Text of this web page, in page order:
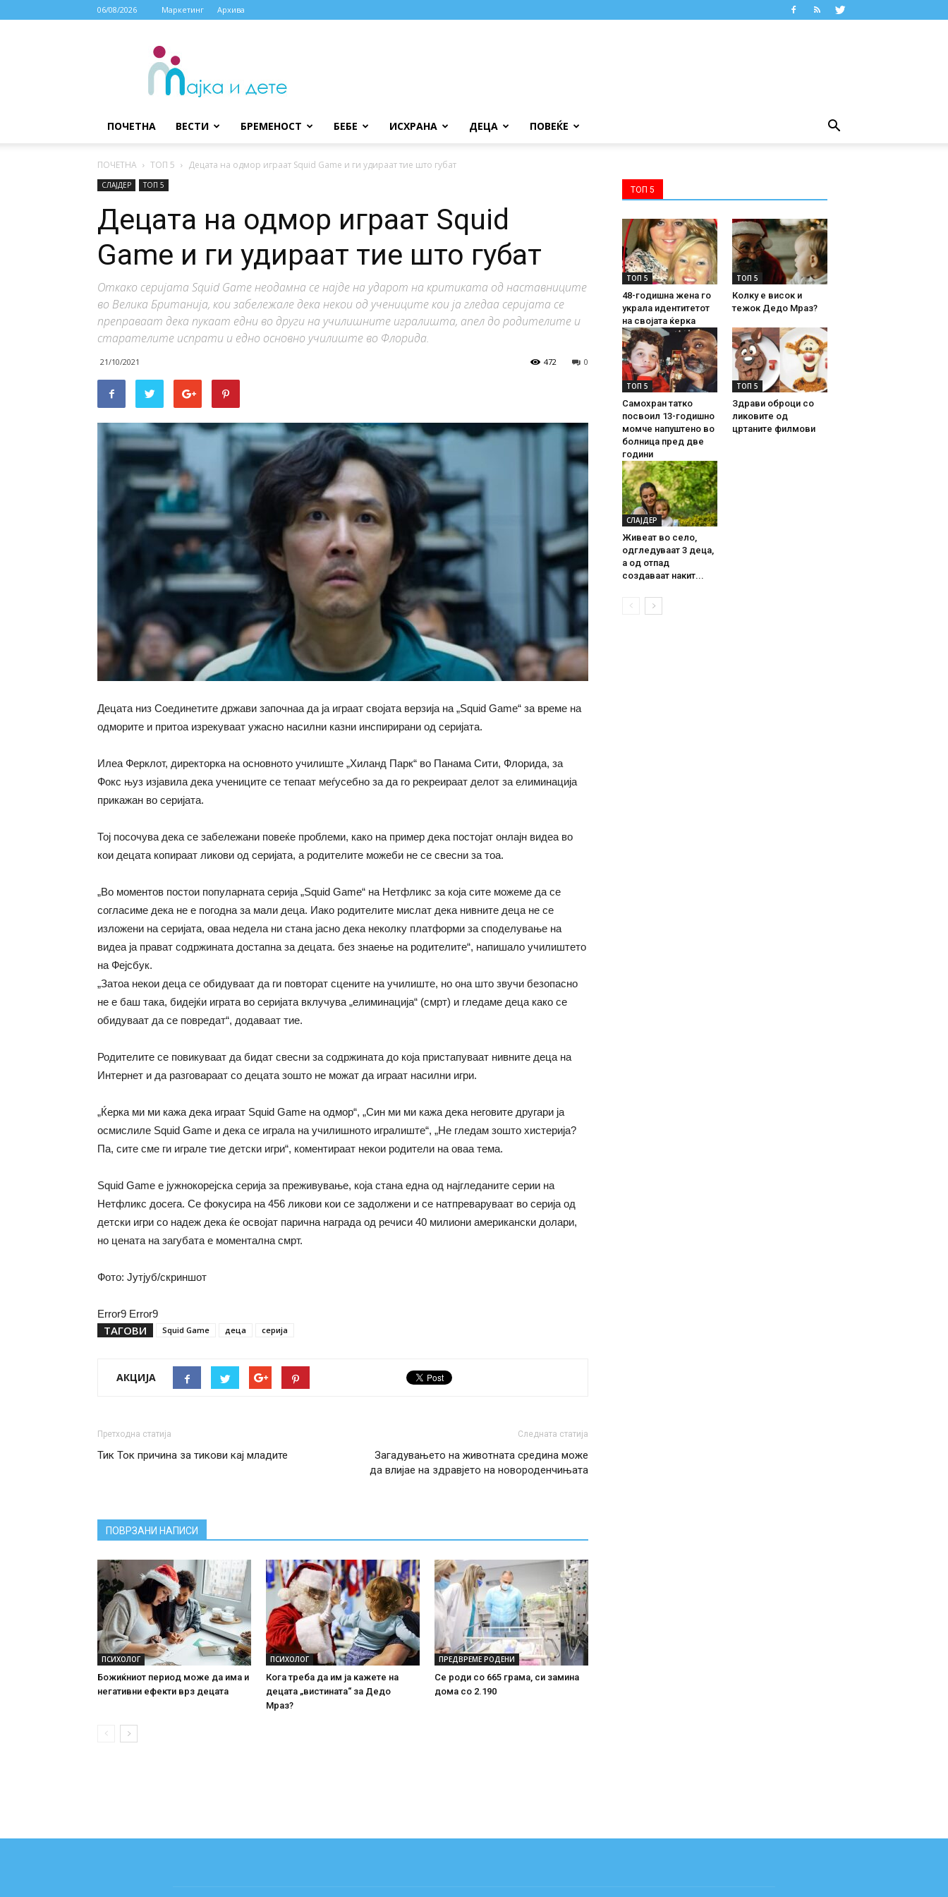
06/08/2026 Маркетинг Архива
МАЈКА
ДЕТЕ
ПОЧЕТНА ВЕСТИ БРЕМЕНОСТ БЕБЕ ИСХРАНА ДЕЦА ПОВЕЌЕ
ПОЧЕТНА ТОП 5 Децата на одмор играат Squid Game и ги удираат тие што губат
СЛАЈДЕР ТОП 5
Децата на одмор играат Squid
Game и ги удираат тие што губат
Откако серијата Squid Game неодамна се најде на ударот на критиката од наставниците
во Велика Британија, кои забележале дека некои од учениците кои ја гледаа серијата се
преправаат дека пукаат едни во други на училишните игралишта, апел до родителите и
старателите испрати и едно основно училиште во Флорида.
21/10/2021 0
472
Децата низ Соединетите држави започнаа да ја играат својата верзија на „Squid Game“ за време на
одморите и притоа изрекуваат ужасно насилни казни инспирирани од серијата.
Илеа Ферклот, директорка на основното училиште „Хиланд Парк“ во Панама Сити, Флорида, за
Фокс њуз изјавила дека учениците се тепаат меѓусебно за да го рекреираат делот за елиминација
прикажан во серијата.
Тој посочува дека се забележани повеќе проблеми, како на пример дека постојат онлајн видеа во
кои децата копираат ликови од серијата, а родителите можеби не се свесни за тоа.
„Во моментов постои популарната серија „Squid Game“ на Нетфликс за која сите можеме да се
согласиме дека не е погодна за мали деца. Иако родителите мислат дека нивните деца не се
изложени на серијата, оваа недела ни стана јасно дека неколку платформи за споделување на
видеа ја прават содржината достапна за децата. без знаење на родителите“, напишало училиштето
на Фејсбук.
„Затоа некои деца се обидуваат да ги повторат сцените на училиште, но она што звучи безопасно
не е баш така, бидејќи играта во серијата вклучува „елиминација“ (смрт) и гледаме деца како се
обидуваат да се повредат“, додаваат тие.
Родителите се повикуваат да бидат свесни за содржината до која пристапуваат нивните деца на
Интернет и да разговараат со децата зошто не можат да играат насилни игри.
„Ќерка ми ми кажа дека играат Squid Game на одмор“, „Син ми ми кажа дека неговите другари ја
осмислиле Squid Game и дека се играла на училишното игралиште“, „Не гледам зошто хистерија?
Па, сите сме ги играле тие детски игри“, коментираат некои родители на оваа тема.
Squid Game е јужнокорејска серија за преживување, која стана една од најгледаните серии на
Нетфликс досега. Се фокусира на 456 ликови кои се задолжени и се натпреваруваат во серија од
детски игри со надеж дека ќе освојат парична награда од речиси 40 милиони американски долари,
но цената на загубата е моментална смрт.
Фото: Јутјуб/скриншот
Error9 Error9
ТАГОВИ Squid Game деца серија
АКЦИЈА
Претходна статија
Тик Ток причина за тикови кај младите
Следната статија
Загадувањето на животната средина може
да влијае на здравјето на новороденчињата
ПОВРЗАНИ НАПИСИ
ПСИХОЛОГ
Божиќниот период може да има и
негативни ефекти врз децата
ПСИХОЛОГ
Кога треба да им ја кажете на
децата „вистината“ за Дедо
Мраз?
ПРЕДВРЕМЕ РОДЕНИ
Се роди со 665 грама, си замина
дома со 2.190
ТОП 5
ТОП 5
48-годишна жена го
украла идентитетот
на својата ќерка
ТОП 5
Колку е висок и
тежок Дедо Мраз?
ТОП 5
Самохран татко
посвоил 13-годишно
момче напуштено во
болница пред две
години
ТОП 5
Здрави оброци со
ликовите од
цртаните филмови
СЛАЈДЕР
Живеат во село,
одгледуваат 3 деца,
а од отпад
создаваат накит...